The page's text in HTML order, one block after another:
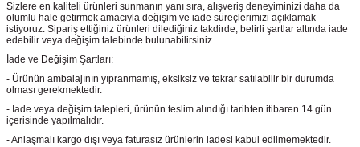
Sizlere en kaliteli ürünleri sunmanın yanı sıra, alışveriş deneyiminizi daha da
olumlu hale getirmek amacıyla değişim ve iade süreçlerimizi açıklamak
istiyoruz. Sipariş ettiğiniz ürünleri dilediğiniz takdirde, belirli şartlar altında iade
edebilir veya değişim talebinde bulunabilirsiniz.
İade ve Değişim Şartları:
- Ürünün ambalajının yıpranmamış, eksiksiz ve tekrar satılabilir bir durumda
olması gerekmektedir.
- İade veya değişim talepleri, ürünün teslim alındığı tarihten itibaren 14 gün
içerisinde yapılmalıdır.
- Anlaşmalı kargo dışı veya faturasız ürünlerin iadesi kabul edilmemektedir.